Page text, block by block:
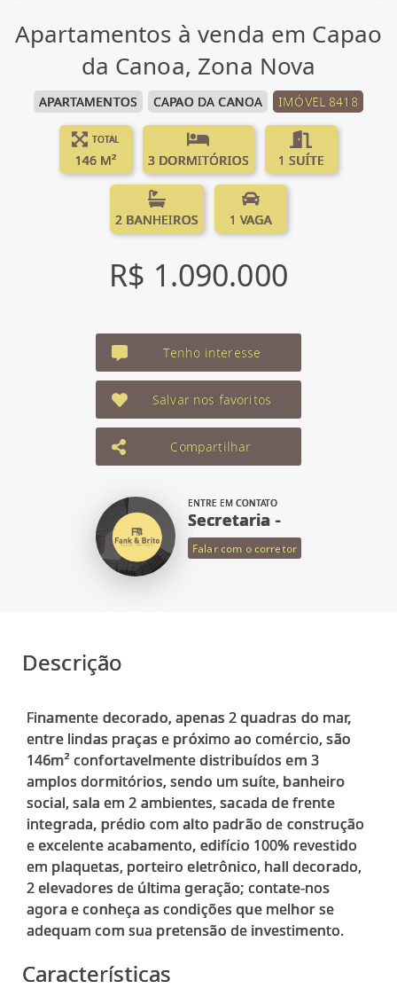
Apartamentos à venda em Capao
da Canoa, Zona Nova
APARTAMENTOS CAPAO DA CANOA IMÓVEL 8418
TOTAL
146 M² 3 DORMITÓRIOS 1 SUÍTE
2 BANHEIROS 1 VAGA
R$ 1.090.000
Tenho interesse
Salvar nos favoritos
Compartilhar
ENTRE EM CONTATO
Secretaria -
Falar com o corretor
Descrição
Finamente decorado, apenas 2 quadras do mar,
entre lindas praças e próximo ao comércio, são
146m² confortavelmente distribuídos em 3
amplos dormitórios, sendo um suíte, banheiro
social, sala em 2 ambientes, sacada de frente
integrada, prédio com alto padrão de construção
e excelente acabamento, edifício 100% revestido
em plaquetas, porteiro eletrônico, hall decorado,
2 elevadores de última geração; contate-nos
agora e conheça as condições que melhor se
Características